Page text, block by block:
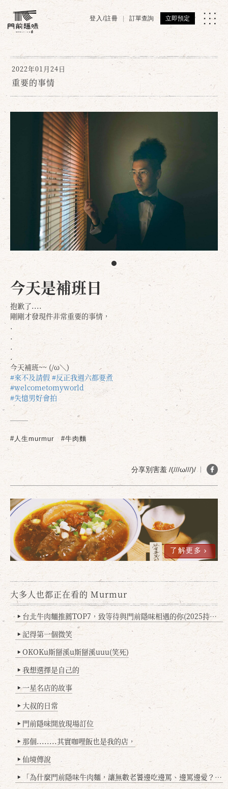
登入/註冊 訂單查詢 立即預定
2022年01月24日
重要的事情
今天是補班日
抱歉了....
剛剛才發現件非常重要的事情，
.
.
.
.
今天補班~~ (/ω＼)
#來不及請假 #反正我週六都要煮
#welcometomyworld
#失憶男好會拍
#人生murmur #牛肉麵
分享別害羞 /(///ω///)/
了解更多
大多人也都正在看的 Murmur
▶ 台北牛肉麵推薦TOP7，致等待與門前隱味相遇的你(2025持續更新
▶ 記得第一個微笑
▶ OKOKu斯掰溪u斯掰溪uuu(笑死)
▶ 我想選擇是自己的
▶ 一星名店的故事
▶ 大叔的日常
▶ 門前隱味開放現場訂位
▶ 那個........其實咖哩飯也是我的店，
▶ 仙境傳說
▶ 「為什麼門前隱味牛肉麵，讓無數老饕邊吃邊罵、邊罵邊愛？小辣雞揭密！」
確定